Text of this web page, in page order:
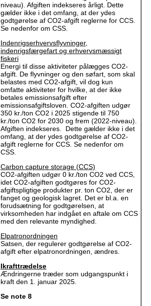
niveau). Afgiften indekseres årligt. Dette
gælder ikke i det omfang, at der ydes
godtgørelse af CO2-afgift reglerne for CCS.
Se nedenfor om CSS.
Indenrigserhvervsflyvninger,
indenrigsfærgefart og erhvervsmæssigt
fiskeri
Energi til disse aktiviteter pålægges CO2-
afgift. De flyvninger og den søfart, som skal
belastes med CO2-afgift, vil dog kun
omfatte aktiviteter for hvilke, at der ikke
betales emissionsafgift efter
emissionsafgiftsloven. CO2-afgiften udgør
350 kr./ton CO2 i 2025 stigende til 750
kr./ton CO2 for 2030 og frem (2022-niveau).
Afgiften indekseres. Dette gælder ikke i det
omfang, at der ydes godtgørelse af CO2-
afgift reglerne for CCS. Se nedenfor om
CSS.
Carbon capture storage (CCS)
CO2-afgiften udgør 0 kr./ton CO2 ved CCS,
idet CO2-afgiften godtgøres for CO2-
afgiftspligtige produkter pr. ton CO2, der er
fanget og geologisk lagret. Det er bl.a. en
forudsætning for godtgørelsen, at
virksomheden har indgået en aftale om CCS
med den relevante myndighed.
Elpatronordningen
Satsen, der regulerer godtgørelse af CO2-
afgift efter elpatronordningen, ændres.
Ikrafttrædelse
Ændringerne træder som udgangspunkt i
kraft den 1. januar 2025.
Se note 8